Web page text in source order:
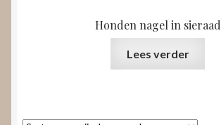
Honden nagel in sieraad
Lees verder